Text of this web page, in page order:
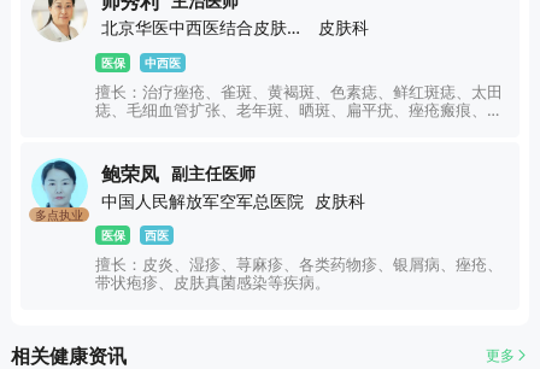
北京华医中西医结合皮肤病医院
皮肤科
医保 中西医
擅长：治疗痤疮、雀斑、黄褐斑、色素痣、鲜红斑痣、太田
痣、毛细血管扩张、老年斑、晒斑、扁平疣、痤疮瘢痕、皮
多点执业
鲍荣凤
副主任医师
中国人民解放军空军总医院
皮肤科
医保 西医
擅长：皮炎、湿疹、荨麻疹、各类药物疹、银屑病、痤疮、
带状疱疹、皮肤真菌感染等疾病。
相关健康资讯 更多